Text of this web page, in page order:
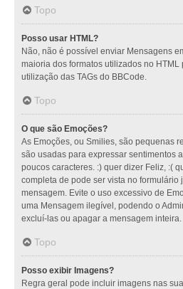
Topo
Posso usar HTML?
Não, não é possível enviar Mensagens
maioria dos formatos utilizados no
utilização das TAGs do BBCode.
Topo
O que são Emoções?
As Emoções, ou Smilies, são pequenas
são usadas para expressar sentimentos
poucos caracteres. :) quer dizer Feliz, :(
completa de pode ser vista no formulário
mensagem. Evite o uso excessivo de
uma Mensagem ilegível, podendo o
excluí-las ou apagar a mensagem inteira.
Topo
Posso exibir Imagens?
Regra geral pode incluir imagens nas